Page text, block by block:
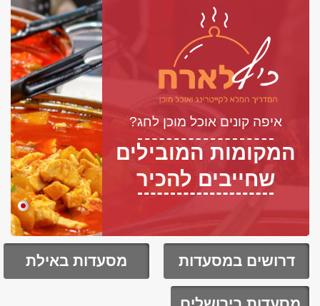
איפה קונים אוכל מוכן לחג?
המקומות המובילים
שחייבים להכיר
דרושים במסעדות מסעדות באילת